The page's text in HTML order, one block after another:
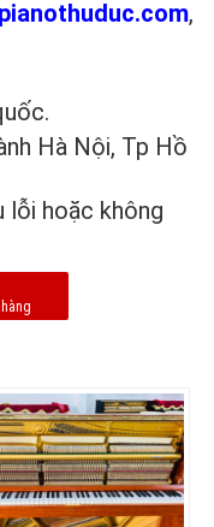
pianothuduc.com,
Hà Nội, Tp Hồ
lỗi hoặc không